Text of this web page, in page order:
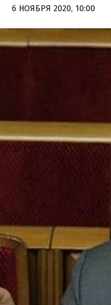
6 НОЯБРЯ 2020, 10:00